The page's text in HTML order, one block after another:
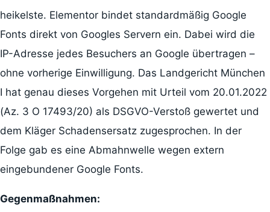
heikelste. Elementor bindet standardmäßig Google
Fonts direkt von Googles Servern ein. Dabei wird die
IP-Adresse jedes Besuchers an Google übertragen –
ohne vorherige Einwilligung. Das Landgericht München
I hat genau dieses Vorgehen mit Urteil vom 20.01.2022
(Az. 3 O 17493/20) als DSGVO-Verstoß gewertet und
dem Kläger Schadensersatz zugesprochen. In der
Folge gab es eine Abmahnwelle wegen extern
eingebundener Google Fonts.
Gegenmaßnahmen: